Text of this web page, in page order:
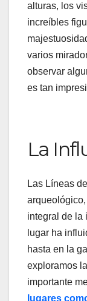
alturas, los
increíbles
varios
observar
es tan
La
Las Líneas
integral de la
lugar ha
hasta en la
exploramos
importante
lugares